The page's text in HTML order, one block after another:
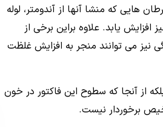
هایی که منشا آنها از آندومتر، لوله
یابد. علاوه براین برخی از
نیز می توانند منجر به افزایش غلظت
از آنجا که سطوح این فاکتور در خون
برخوردار نیست.